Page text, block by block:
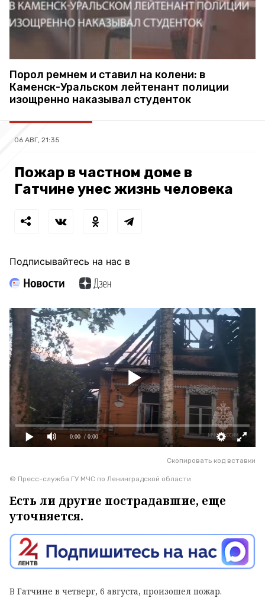
Порол ремнем и ставил на колени: в
Каменск-Уральском лейтенант полиции
изощренно наказывал студенток
06 АВГ, 21:35
Пожар в частном доме в
Гатчине унес жизнь человека
Подписывайтесь на нас в
0:00 / 0:00
Скопировать код вставки
© Пресс-служба ГУ МЧС по Ленинградской области
Есть ли другие пострадавшие, еще
уточняется.
В Гатчине в четверг, 6 августа, произошел пожар.